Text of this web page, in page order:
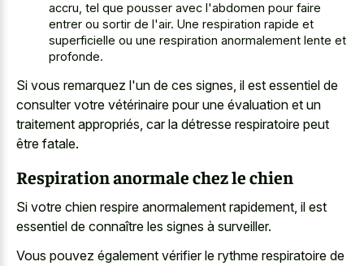
accru, tel que pousser avec l'abdomen pour faire
entrer ou sortir de l'air. Une respiration rapide et
superficielle ou une respiration anormalement lente et
profonde.
Si vous remarquez l'un de ces signes, il est essentiel de
consulter votre vétérinaire pour une évaluation et un
traitement appropriés, car la détresse respiratoire peut
être fatale.
Respiration anormale chez le chien
Si votre chien respire anormalement rapidement, il est
essentiel de connaître les signes à surveiller.
Vous pouvez également vérifier le rythme respiratoire de